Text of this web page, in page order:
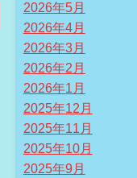
2026年5月
2026年4月
2026年3月
2026年2月
2026年1月
2025年12月
2025年11月
2025年10月
2025年9月